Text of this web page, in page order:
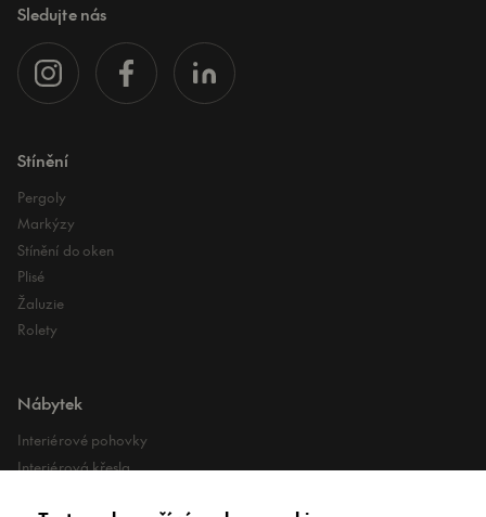
Sledujte nás
Stínění
Pergoly
Markýzy
Stínění do oken
Plisé
Žaluzie
Rolety
Nábytek
Interiérové pohovky
Interiérová křesla